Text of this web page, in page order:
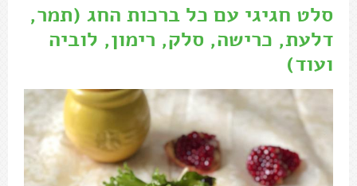
סלט חגיגי עם כל ברכות החג (תמר,
דלעת, כרישה, סלק, רימון, לוביה
ועוד)